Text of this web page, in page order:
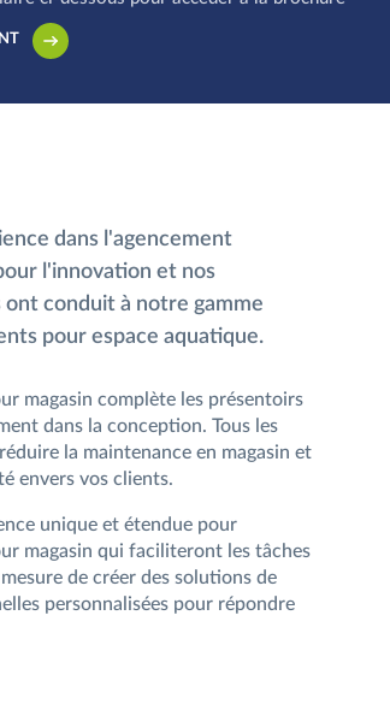
dans l'agencement
l'innovation et nos
conduit à notre gamme
pour espace aquatique.
magasin complète les présentoirs
dans la conception. Tous les
la maintenance en magasin et
envers vos clients.
unique et étendue pour
magasin qui faciliteront les tâches
de créer des solutions de
personnalisées pour répondre